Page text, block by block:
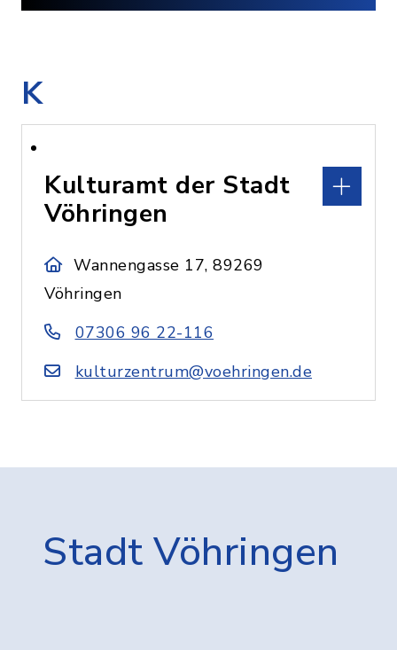
K
Kulturamt der Stadt
Vöhringen
Wannengasse 17, 89269
Vöhringen
07306 96 22-116
kulturzentrum@voehringen.de
Stadt Vöhringen